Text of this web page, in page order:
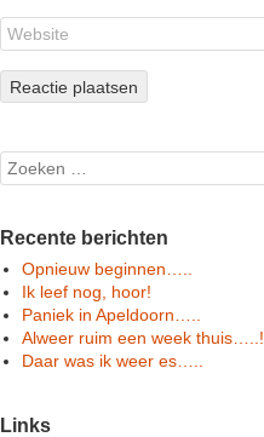
Search
Recente berichten
Opnieuw beginnen…..
Ik leef nog, hoor!
Paniek in Apeldoorn…..
Alweer ruim een week thuis…..!
Daar was ik weer es…..
Links